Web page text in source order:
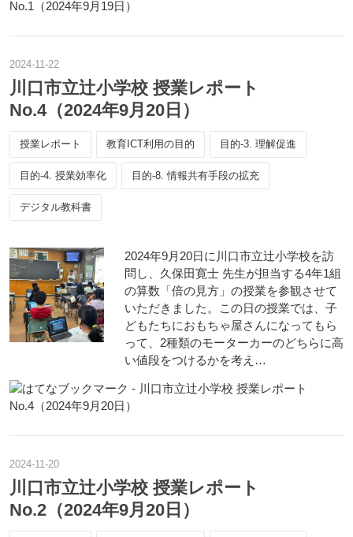
2024-11-22
川口市立辻小学校 授業レポート
No.4（2024年9月20日）
授業レポート 教育ICT利用の目的 目的-3. 理解促進
目的-4. 授業効率化 目的-8. 情報共有手段の拡充
デジタル教科書
2024年9月20日に川口市立辻小学校を訪
問し、久保田寛士 先生が担当する4年1組
の算数「倍の見方」の授業を参観させて
いただきました。この日の授業では、子
どもたちにおもちゃ屋さんになってもら
って、2種類のモーターカーのどちらに高
い値段をつけるかを考え…
2024-11-20
川口市立辻小学校 授業レポート
No.2（2024年9月20日）